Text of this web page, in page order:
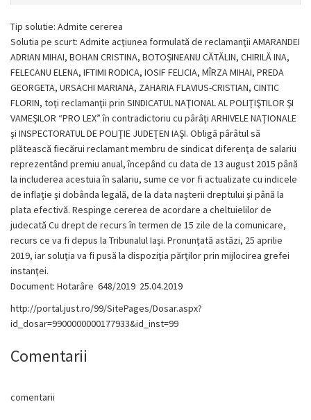
Tip solutie: Admite cererea
Solutia pe scurt: Admite acţiunea formulată de reclamanţii AMARANDEI
ADRIAN MIHAI, BOHAN CRISTINA, BOTOŞINEANU CĂTĂLIN, CHIRILĂ INA,
FELECANU ELENA, IFTIMI RODICA, IOSIF FELICIA, MÎRZA MIHAI, PREDA
GEORGETA, URSACHI MARIANA, ZAHARIA FLAVIUS-CRISTIAN, CINTIC
FLORIN, toţi reclamanţii prin SINDICATUL NAŢIONAL AL POLIŢIŞTILOR ŞI
VAMEŞILOR “PRO LEX” în contradictoriu cu pârâţi ARHIVELE NAŢIONALE
şi INSPECTORATUL DE POLIŢIE JUDEŢEN IAŞI. Obligă pârâtul să
plătească fiecărui reclamant membru de sindicat diferenţa de salariu
reprezentând premiu anual, începând cu data de 13 august 2015 până
la includerea acestuia în salariu, sume ce vor fi actualizate cu indicele
de inflaţie şi dobânda legală, de la data naşterii dreptului şi până la
plata efectivă. Respinge cererea de acordare a cheltuielilor de
judecată Cu drept de recurs în termen de 15 zile de la comunicare,
recurs ce va fi depus la Tribunalul Iaşi. Pronunţată astăzi, 25 aprilie
2019, iar soluţia va fi pusă la dispoziţia părţilor prin mijlocirea grefei
instanţei.
Document: Hotarâre 648/2019 25.04.2019
http://portal.just.ro/99/SitePages/Dosar.aspx?
id_dosar=9900000000177933&id_inst=99
Comentarii
comentarii